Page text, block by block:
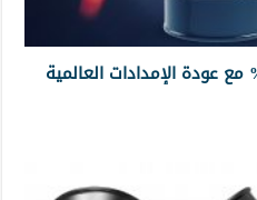
أسعار النفط بأكثر من 4% مع عودة الإمدادات العالمية